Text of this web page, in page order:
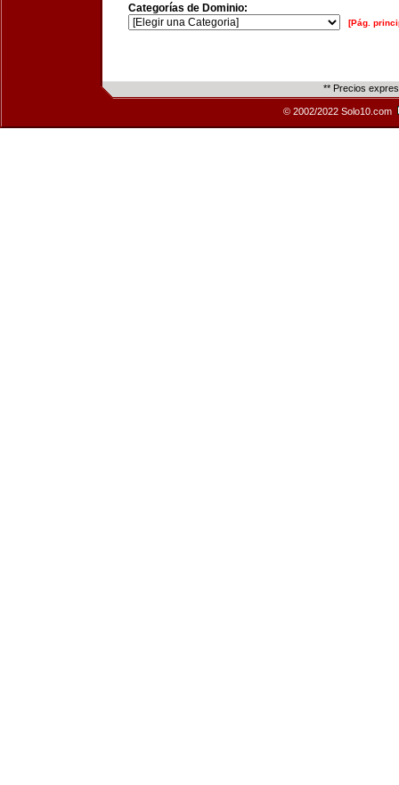
Categorías de Dominio:
[Pág.
** Precios
© 2002/2022 Solo10.com